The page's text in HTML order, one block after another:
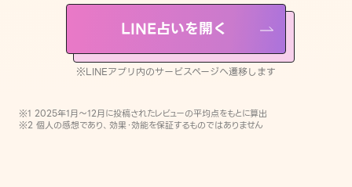
LINE占いを開く
※LINEアプリ内のサービスページへ遷移します
※1 2025年1月〜12月に投稿されたレビューの平均点をもとに算出
※2 個人の感想であり、効果・効能を保証するものではありません